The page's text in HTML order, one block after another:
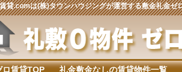
貸.comは(株)タウンハウジングが運営する敷金礼金ゼ
ロ賃貸TOP 礼金敷金なしの賃貸物件一覧